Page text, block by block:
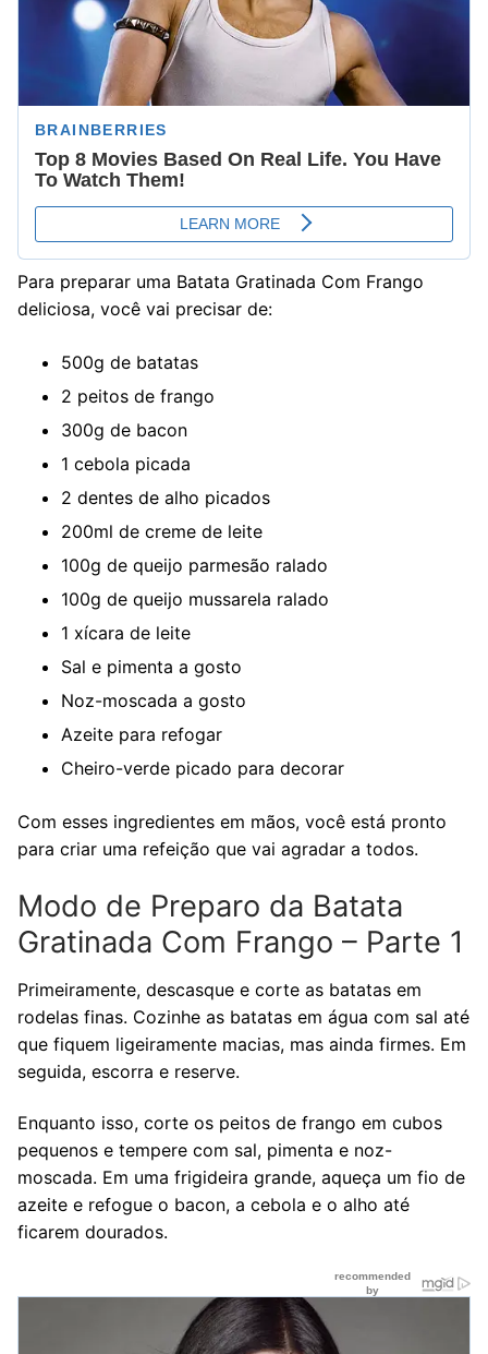
Para preparar uma Batata Gratinada Com Frango
deliciosa, você vai precisar de:
500g de batatas
2 peitos de frango
300g de bacon
1 cebola picada
2 dentes de alho picados
200ml de creme de leite
100g de queijo parmesão ralado
100g de queijo mussarela ralado
1 xícara de leite
Sal e pimenta a gosto
Noz-moscada a gosto
Azeite para refogar
Cheiro-verde picado para decorar
Com esses ingredientes em mãos, você está pronto
para criar uma refeição que vai agradar a todos.
Modo de Preparo da Batata
Gratinada Com Frango – Parte 1
Primeiramente, descasque e corte as batatas em
rodelas finas. Cozinhe as batatas em água com sal até
que fiquem ligeiramente macias, mas ainda firmes. Em
seguida, escorra e reserve.
Enquanto isso, corte os peitos de frango em cubos
pequenos e tempere com sal, pimenta e noz-
moscada. Em uma frigideira grande, aqueça um fio de
azeite e refogue o bacon, a cebola e o alho até
ficarem dourados.